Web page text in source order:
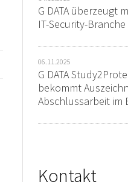
G DATA überzeugt
IT-Security-Branche
06.11.2025
G DATA
bekommt
Abschlussarbeit im
Kontakt